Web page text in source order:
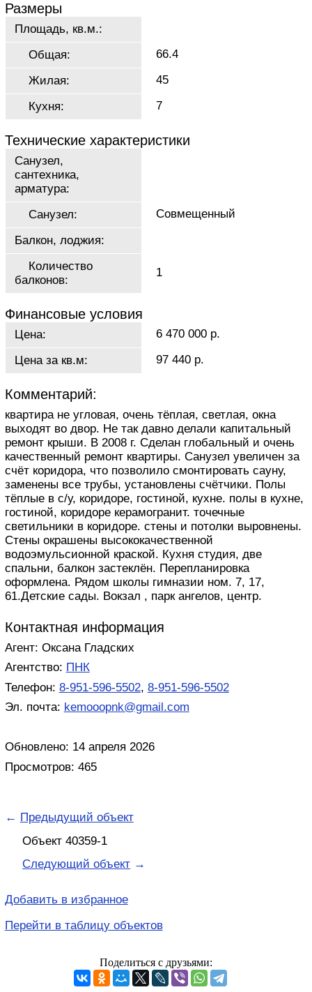
Размеры
Площадь, кв.м.:
Общая:
66.4
Жилая:
45
Кухня:
7
Технические характеристики
Санузел,
сантехника,
арматура:
Санузел:
Совмещенный
Балкон, лоджия:
Количество
балконов:
1
Финансовые условия
Цена:
6 470 000 р.
Цена за кв.м:
97 440 р.
Комментарий:
квартира не угловая, очень тёплая, светлая, окна
выходят во двор. Не так давно делали капитальный
ремонт крыши. В 2008 г. Сделан глобальный и очень
качественный ремонт квартиры. Санузел увеличен за
счёт коридора, что позволило смонтировать сауну,
заменены все трубы, установлены счётчики. Полы
тёплые в с/у, коридоре, гостиной, кухне. полы в кухне,
гостиной, коридоре керамогранит. точечные
светильники в коридоре. стены и потолки выровнены.
Стены окрашены высококачественной
водоэмульсионной краской. Кухня студия, две
спальни, балкон застеклён. Перепланировка
оформлена. Рядом школы гимназии ном. 7, 17,
61.Детские сады. Вокзал , парк ангелов, центр.
Контактная информация
Агент: Оксана Гладских
Агентство: ПНК
Телефон: 8-951-596-5502, 8-951-596-5502
Эл. почта: kemooopnk@gmail.com
Обновлено: 14 апреля 2026
Просмотров: 465
← Предыдущий объект
Объект 40359-1
Следующий объект →
Добавить в избранное
Перейти в таблицу объектов
Поделиться с друзьями: